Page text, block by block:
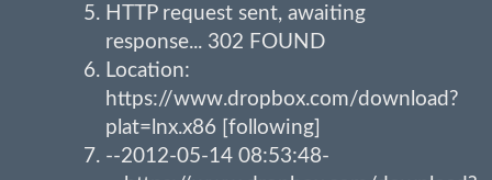
HTTP request sent, awaiting
response... 302 FOUND
Location:
https://www.dropbox.com/download?
plat=lnx.x86 [following]
--2012-05-14 08:53:48-